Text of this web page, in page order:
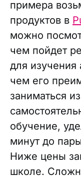
примера
продуктов в
можно
чем пойдет
для изучения
чем его
заниматься
обучение,
минут до
Ниже цены
школе.